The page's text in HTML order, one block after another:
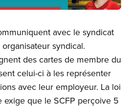
avec le syndicat
syndical.
des cartes de membre du
celui-ci à les représenter
avec leur employeur. La loi
exige que le SCFP perçoive 5